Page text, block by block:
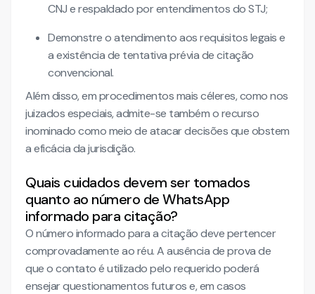
CNJ e respaldado por entendimentos do STJ;
Demonstre o atendimento aos requisitos legais e
a existência de tentativa prévia de citação
convencional.
Além disso, em procedimentos mais céleres, como nos
juizados especiais, admite-se também o recurso
inominado como meio de atacar decisões que obstem
a eficácia da jurisdição.
Quais cuidados devem ser tomados
quanto ao número de WhatsApp
informado para citação?
O número informado para a citação deve pertencer
comprovadamente ao réu. A ausência de prova de
que o contato é utilizado pelo requerido poderá
ensejar questionamentos futuros e, em casos